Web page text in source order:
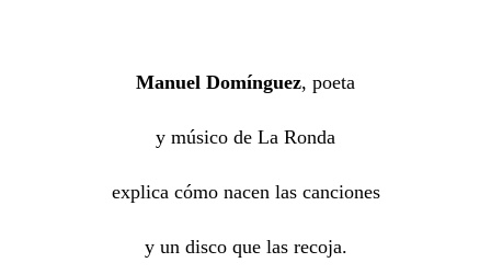
Manuel Domínguez, poeta
y músico de La Ronda
explica cómo nacen las canciones
y un disco que las recoja.